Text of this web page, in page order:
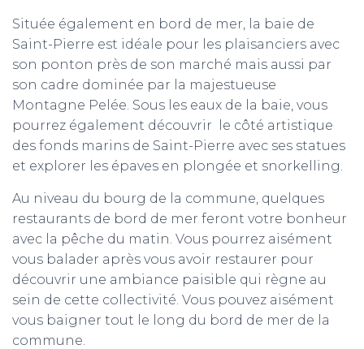
Située également en bord de mer, la baie de
Saint-Pierre est idéale pour les plaisanciers avec
son ponton près de son marché mais aussi par
son cadre dominée par la majestueuse
Montagne Pelée. Sous les eaux de la baie, vous
pourrez également découvrir le côté artistique
des fonds marins de Saint-Pierre avec ses statues
et explorer les épaves en plongée et snorkelling.
Au niveau du bourg de la commune, quelques
restaurants de bord de mer feront votre bonheur
avec la pêche du matin. Vous pourrez aisément
vous balader après vous avoir restaurer pour
découvrir une ambiance paisible qui règne au
sein de cette collectivité. Vous pouvez aisément
vous baigner tout le long du bord de mer de la
commune.